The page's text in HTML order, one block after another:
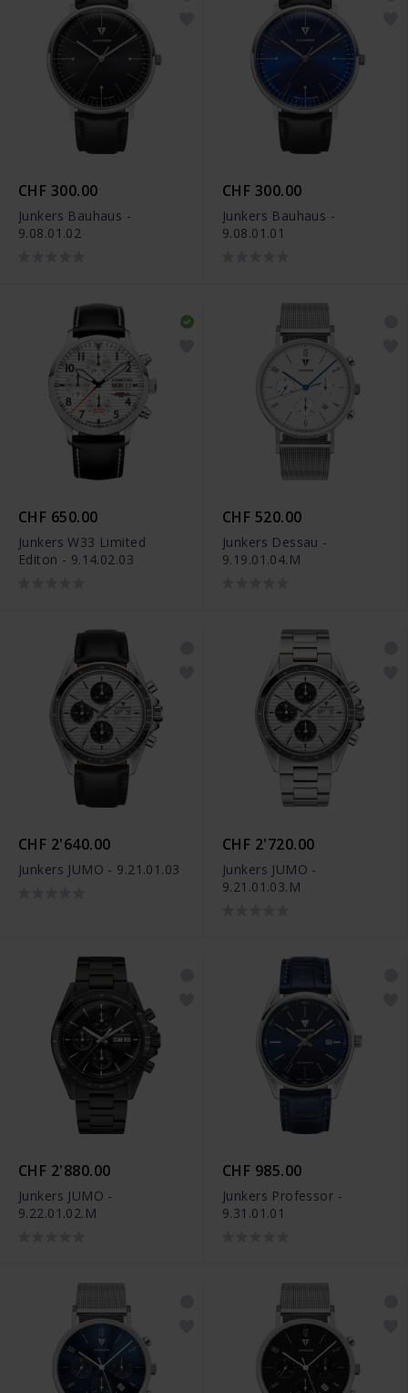
CHF 300.00
Junkers Bauhaus -
9.08.01.02
CHF 300.00
Junkers Bauhaus -
9.08.01.01
CHF 650.00
Junkers W33 Limited
Editon - 9.14.02.03
CHF 520.00
Junkers Dessau -
9.19.01.04.M
CHF 2'640.00
Junkers JUMO - 9.21.01.03
CHF 2'720.00
Junkers JUMO -
9.21.01.03.M
CHF 2'880.00
Junkers JUMO -
9.22.01.02.M
CHF 985.00
Junkers Professor -
9.31.01.01